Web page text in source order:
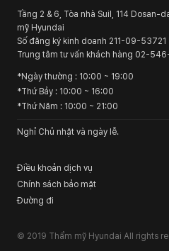
Tầng 2 & 6, Tòa nhà Suil, 114 Dosan-
mỹ Hyundai
Số đăng ký kinh doanh 211-09-53721
Trung tâm tư vấn khách hàng 02-
*Ngày thường : 10:00 ~ 19:00
*Thứ Bảy : 10:00 ~ 16:00
*Thứ Năm : 10:00 ~ 21:00
Nghỉ Chủ nhật và ngày lễ.
Điều khoản dịch vụ
Chính sách bảo mật
Đường đi
© 2019 Thẩm mỹ Hyundai All rights